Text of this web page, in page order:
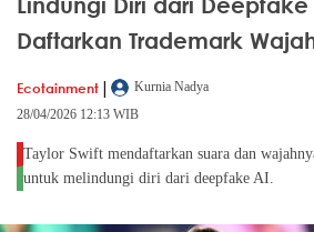
Lindungi Diri dari Deepfake
Daftarkan Trademark
Ecotainment |
Kurnia Nadya
28/04/2026 12:13 WIB
Taylor Swift mendaftarkan suara dan
untuk melindungi diri dari deepfake AI.